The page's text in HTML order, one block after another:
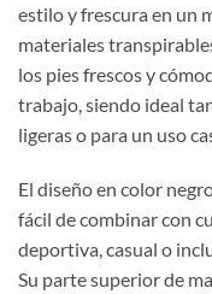
estilo y frescura en un
materiales
los pies frescos y
trabajo, siendo ideal
ligeras o para un uso
El diseño en color
fácil de combinar con
deportiva, casual o
Su parte superior de